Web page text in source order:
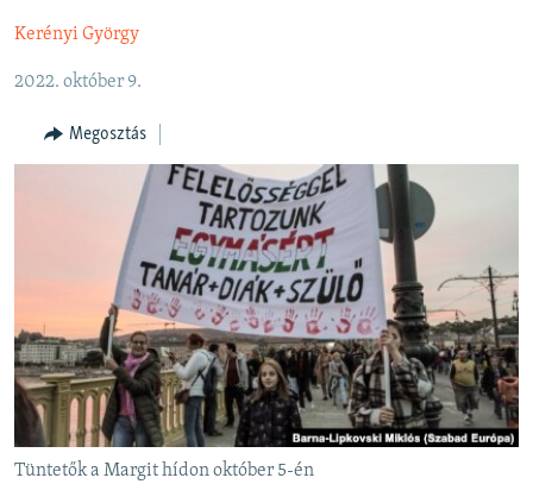
tartalomjegyzékre
ELEMZŐ
NER15
SZABADON
DEMOKRÁCIA
A PÉNZ NYOMÁBAN
EURÓPAI UNIÓ
VILÁG
KLÍMAVÁLTOZÁS
A MÚLT TANULSÁGAI
Kerényi György
2022. október 9.
Megosztás
Tüntetők a Margit hídon október 5-én